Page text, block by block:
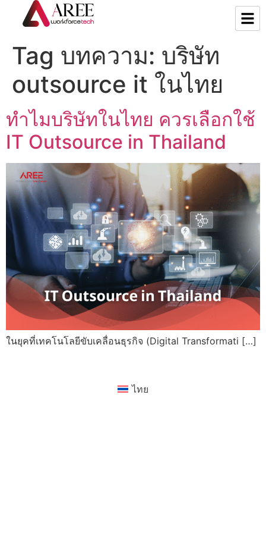
Tag บทความ: บริษัท
outsource it ในไทย
ทำไมบริษัทในไทย ควรเลือกใช้
IT Outsource in Thailand
ในยุคที่เทคโนโลยีขับเคลื่อนธุรกิจ (Digital Transformati […]
ไทย